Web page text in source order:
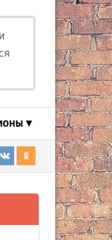
▾